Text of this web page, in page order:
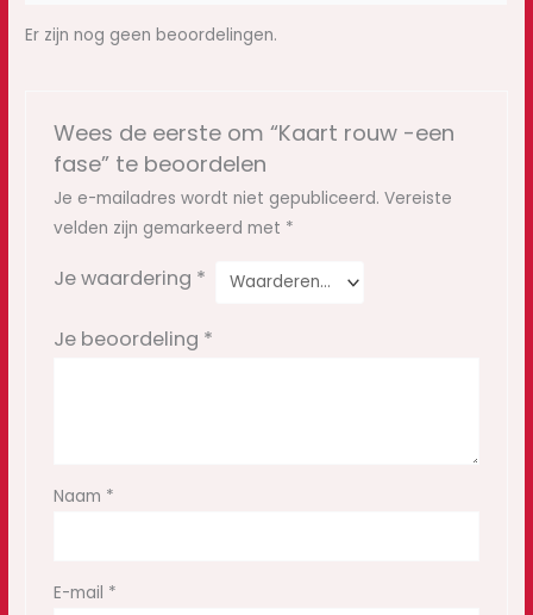
Er zijn nog geen beoordelingen.
Wees de eerste om “Kaart rouw -een
fase” te beoordelen
Je e-mailadres wordt niet gepubliceerd. Vereiste
velden zijn gemarkeerd met *
Je waardering *
Je beoordeling *
Naam *
E-mail *